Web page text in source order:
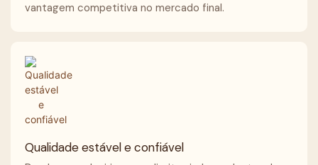
vantagem competitiva no mercado final.
Qualidade estável e confiável